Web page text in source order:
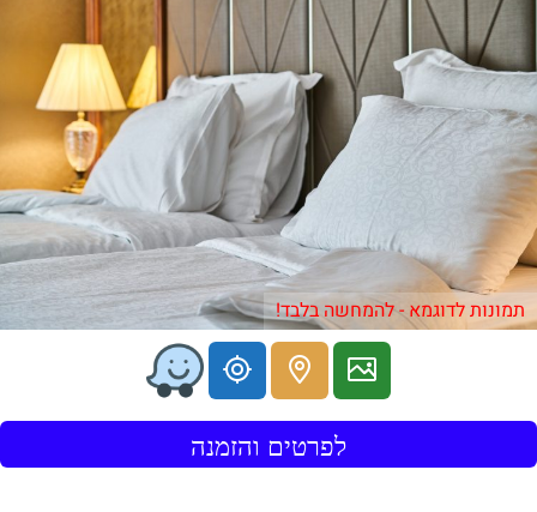
תמונות לדוגמא - להמחשה בלבד!
לפרטים והזמנה